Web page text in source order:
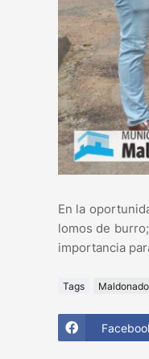
En la
lomos de
importancia
Tags Maldonado